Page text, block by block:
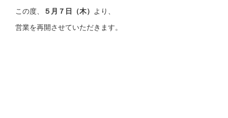
この度、
５月７日（木） より、
営業を再開させていただきます。